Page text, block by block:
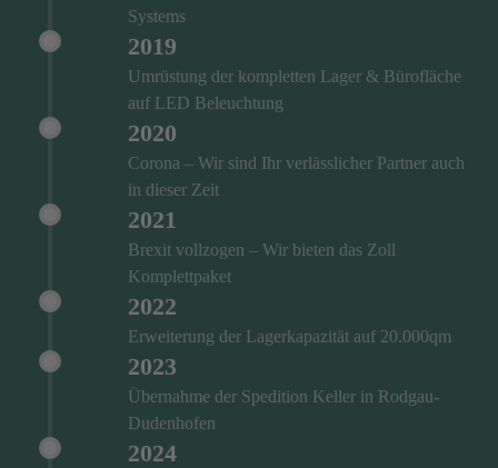
Systems
2019
Umrüstung der kompletten Lager & Bürofläche
auf LED Beleuchtung
2020
Corona – Wir sind Ihr verlässlicher Partner auch
in dieser Zeit
2021
Brexit vollzogen – Wir bieten das Zoll
Komplettpaket
2022
Erweiterung der Lagerkapazität auf 20.000qm
2023
Übernahme der Spedition Keller in Rodgau-
Dudenhofen
2024